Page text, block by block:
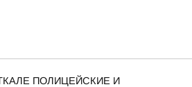
ПОЛИЦЕЙСКИЕ И